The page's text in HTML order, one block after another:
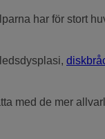
har för stort
med de mer